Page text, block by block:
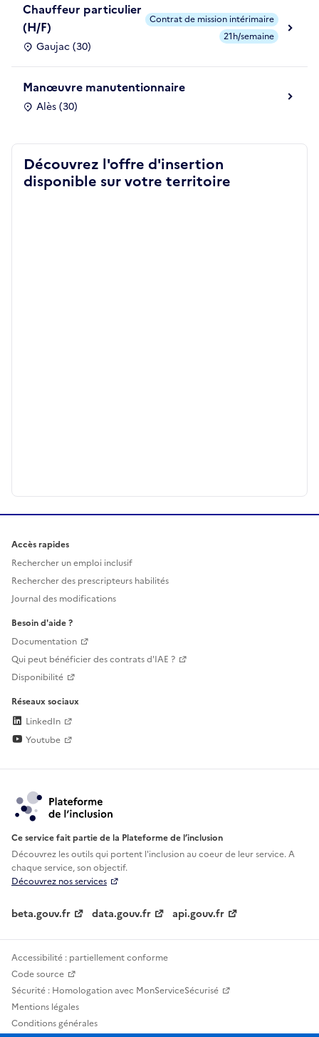
Chauffeur particulier
(H/F)
Gaujac (30)
Contrat de mission intérimaire
21h/semaine
Manœuvre manutentionnaire
Alès (30)
Découvrez l'offre d'insertion
disponible sur votre territoire
Accès rapides
Rechercher un emploi inclusif
Rechercher des prescripteurs habilités
Journal des modifications
Besoin d'aide ?
Documentation
Qui peut bénéficier des contrats d'IAE ?
Disponibilité
Réseaux sociaux
LinkedIn
Youtube
Ce service fait partie de la Plateforme de l’inclusion
Découvrez les outils qui portent l'inclusion aucoeur de leur service. A
chaque service, son objectif.
Découvrez nos services
beta.gouv.fr data.gouv.fr api.gouv.fr
Accessibilité : partiellement conforme
Code source
Sécurité : Homologation avec MonServiceSécurisé
Mentions légales
Conditions générales